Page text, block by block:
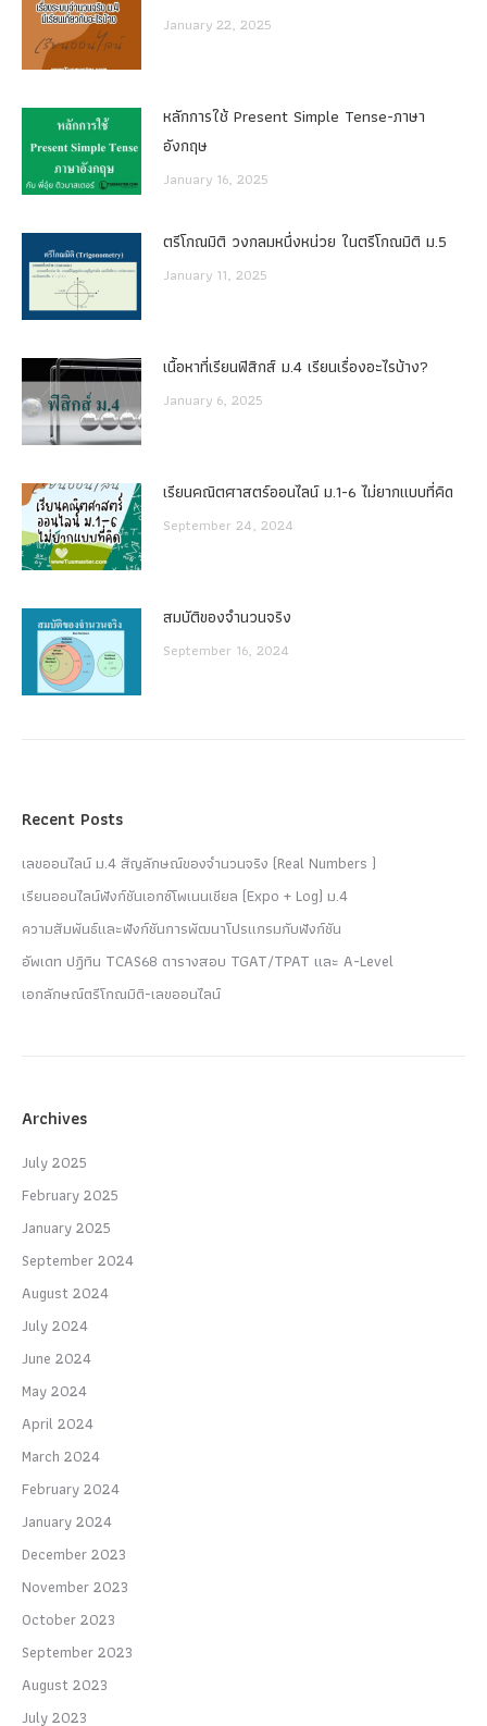
January 22, 2025
หลักการใช้ Present Simple Tense-ภาษา
อังกฤษ
January 16, 2025
ตรีโกณมิติ วงกลมหนึ่งหน่วย ในตรีโกณมิติ ม.5
January 11, 2025
เนื้อหาที่เรียนฟิสิกส์ ม.4 เรียนเรื่องอะไรบ้าง?
January 6, 2025
เรียนคณิตศาสตร์ออนไลน์ ม.1-6 ไม่ยากแบบที่คิด
September 24, 2024
สมบัติของจำนวนจริง
September 16, 2024
Recent Posts
เลขออนไลน์ ม.4 สัญลักษณ์ของจำนวนจริง (Real Numbers )
เรียนออนไลน์ฟังก์ชันเอกซ์โพเนนเชียล (Expo + Log) ม.4
ความสัมพันธ์และฟังก์ชันการพัฒนาโปรแกรมกับฟังก์ชัน
อัพเดท ปฏิทิน TCAS68 ตารางสอบ TGAT/TPAT และ A-Level
เอกลักษณ์ตรีโกณมิติ-เลขออนไลน์
Archives
July 2025
February 2025
January 2025
September 2024
August 2024
July 2024
June 2024
May 2024
April 2024
March 2024
February 2024
January 2024
December 2023
November 2023
October 2023
September 2023
August 2023
July 2023